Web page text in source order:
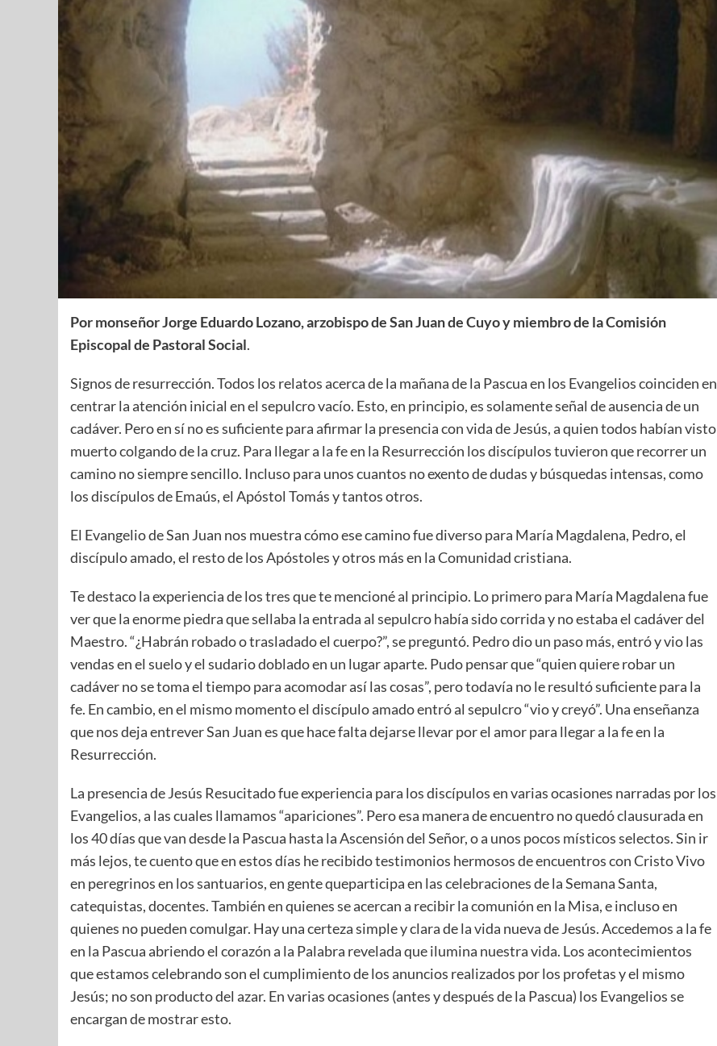
Por monseñor Jorge Eduardo Lozano, arzobispo de San Juan de Cuyo y miembro de la Comisión
Episcopal de Pastoral Social.
Signos de resurrección. Todos los relatos acerca de la mañana de la Pascua en los Evangelios coinciden en
centrar la atención inicial en el sepulcro vacío. Esto, en principio, es solamente señal de ausencia de un
cadáver. Pero en sí no es suficiente para afirmar la presencia con vida de Jesús, a quien todos habían visto
muerto colgando de la cruz. Para llegar a la fe en la Resurrección los discípulos tuvieron que recorrer un
camino no siempre sencillo. Incluso para unos cuantos no exento de dudas y búsquedas intensas, como
los discípulos de Emaús, el Apóstol Tomás y tantos otros.
El Evangelio de San Juan nos muestra cómo ese camino fue diverso para María Magdalena, Pedro, el
discípulo amado, el resto de los Apóstoles y otros más en la Comunidad cristiana.
Te destaco la experiencia de los tres que te mencioné al principio. Lo primero para María Magdalena fue
ver que la enorme piedra que sellaba la entrada al sepulcro había sido corrida y no estaba el cadáver del
Maestro. “¿Habrán robado o trasladado el cuerpo?”, se preguntó. Pedro dio un paso más, entró y vio las
vendas en el suelo y el sudario doblado en un lugar aparte. Pudo pensar que “quien quiere robar un
cadáver no se toma el tiempo para acomodar así las cosas”, pero todavía no le resultó suficiente para la
fe. En cambio, en el mismo momento el discípulo amado entró al sepulcro “vio y creyó”. Una enseñanza
que nos deja entrever San Juan es que hace falta dejarse llevar por el amor para llegar a la fe en la
Resurrección.
La presencia de Jesús Resucitado fue experiencia para los discípulos en varias ocasiones narradas por los
Evangelios, a las cuales llamamos “apariciones”. Pero esa manera de encuentro no quedó clausurada en
los 40 días que van desde la Pascua hasta la Ascensión del Señor, o a unos pocos místicos selectos. Sin ir
más lejos, te cuento que en estos días he recibido testimonios hermosos de encuentros con Cristo Vivo
en peregrinos en los santuarios, en gente queparticipa en las celebraciones de la Semana Santa,
catequistas, docentes. También en quienes se acercan a recibir la comunión en la Misa, e incluso en
quienes no pueden comulgar. Hay una certeza simple y clara de la vida nueva de Jesús. Accedemos a la fe
en la Pascua abriendo el corazón a la Palabra revelada que ilumina nuestra vida. Los acontecimientos
que estamos celebrando son el cumplimiento de los anuncios realizados por los profetas y el mismo
Jesús; no son producto del azar. En varias ocasiones (antes y después de la Pascua) los Evangelios se
encargan de mostrar esto.